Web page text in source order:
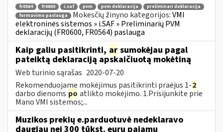
fr0564 fr0600 i.saf pvm pvm deklaracija
preliminari deklaracija
formavimo paslauga
Mokesčių žinyno kategorijos:VMI
elektroninės sistemos » i.SAF » Preliminarių PVM
deklaracijų (FR0600, FR0564) paslauga
Kaip galiu pasitikrinti, ar sumokėjau pagal
pateiktą deklaraciją apskaičiuotą mokėtiną
Web turinio sąrašas 2020-07-20
Rekomenduojame mokėjimus pasitikrinti praėjus 1-2
darbo dienoms po atlikto mokėjimo. 1.Prisijunkite prie
Mano VMI sistemos;...
Muzikos prekių e.parduotuvė nedeklaravo
daugiau nei 300 tūkst. eurų pajamų